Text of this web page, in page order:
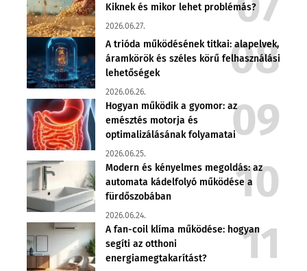
Kiknek és mikor lehet problémás?
2026.06.27.
A trióda működésének titkai: alapelvek,
áramkörök és széles körű felhasználási
lehetőségek
2026.06.26.
Hogyan működik a gyomor: az
emésztés motorja és
optimalizálásának folyamatai
2026.06.25.
Modern és kényelmes megoldás: az
automata kádelfolyó működése a
fürdőszobában
2026.06.24.
A fan-coil klíma működése: hogyan
segíti az otthoni
energiamegtakarítást?